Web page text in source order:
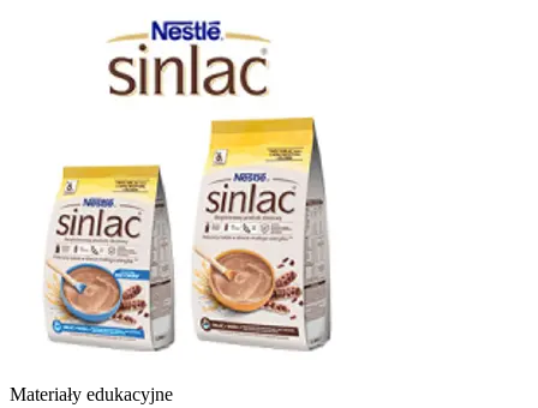
Materiały edukacyjne